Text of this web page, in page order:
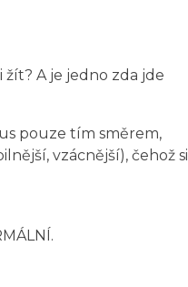
A je jedno zda jde
pouze tím směrem,
vzácnější), čehož si